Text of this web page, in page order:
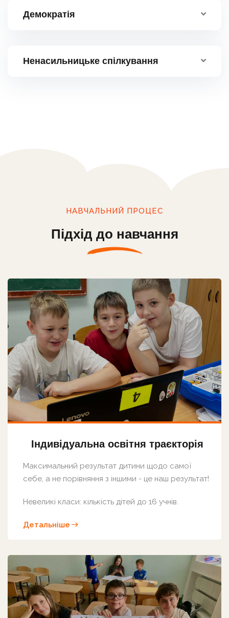
Демократія
Ненасильницьке спілкування
НАВЧАЛЬНИЙ ПРОЦЕС
Підхід до навчання
Індивідуальна освітня траєкторія
Максимальний результат дитини щодо самої
себе, а не порівняння з іншими - це наш результат!
Невеликі класи: кількість дітей до 16 учнів.
Детальніше